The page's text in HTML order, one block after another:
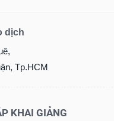
dịch
Tp.HCM
KHAI GIẢNG